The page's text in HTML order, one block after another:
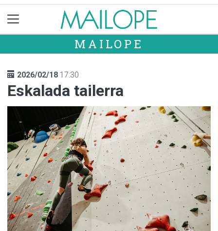
MAILOPE
2026/02/18 17:30
Eskalada tailerra